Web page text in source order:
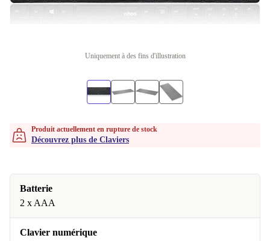
Uniquement à des fins d'illustration
Produit actuellement en rupture de stock
Découvrez plus de Claviers
Batterie
2 x AAA
Clavier numérique